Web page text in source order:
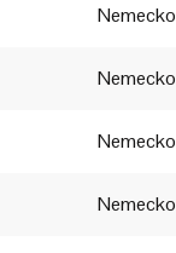
Nemecko
Nemecko
Nemecko
Nemecko